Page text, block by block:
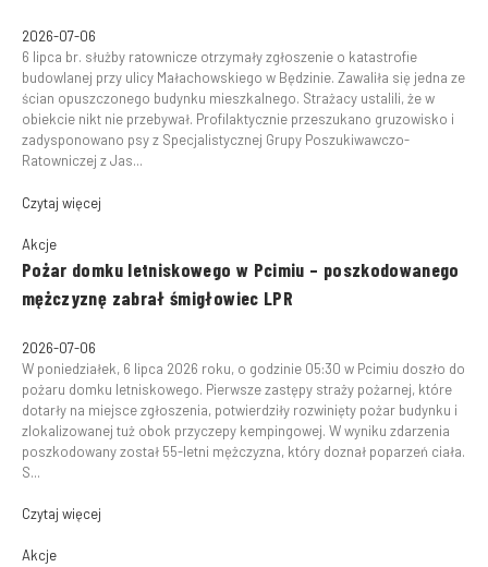
2026-07-06
6 lipca br. służby ratownicze otrzymały zgłoszenie o katastrofie
budowlanej przy ulicy Małachowskiego w Będzinie. Zawaliła się jedna ze
ścian opuszczonego budynku mieszkalnego. Strażacy ustalili, że w
obiekcie nikt nie przebywał. Profilaktycznie przeszukano gruzowisko i
zadysponowano psy z Specjalistycznej Grupy Poszukiwawczo-
Ratowniczej z Jas...
Czytaj więcej
Akcje
Pożar domku letniskowego w Pcimiu – poszkodowanego
mężczyznę zabrał śmigłowiec LPR
2026-07-06
W poniedziałek, 6 lipca 2026 roku, o godzinie 05:30 w Pcimiu doszło do
pożaru domku letniskowego. Pierwsze zastępy straży pożarnej, które
dotarły na miejsce zgłoszenia, potwierdziły rozwinięty pożar budynku i
zlokalizowanej tuż obok przyczepy kempingowej. W wyniku zdarzenia
poszkodowany został 55-letni mężczyzna, który doznał poparzeń ciała.
S...
Czytaj więcej
Akcje